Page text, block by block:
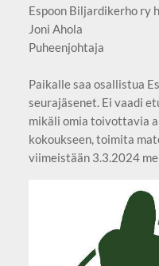
Espoon Biljardikerho ry
Joni Ahola
Puheenjohtaja
Paikalle saa osallistua
seurajäsenet. Ei vaadi
mikäli omia toivottavia
kokoukseen, toimita
viimeistään 3.3.2024